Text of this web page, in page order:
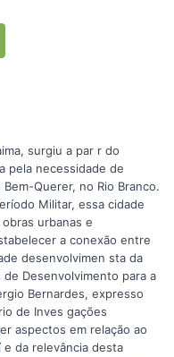
surgiu a par r do
pela necessidade de
Querer, no Rio Branco.
Militar, essa cidade
urbanas e
a conexão entre
desenvolvimen sta da
Desenvolvimento para a
Bernardes, expresso
de Inves gações
aspectos em relação ao
e da relevância desta